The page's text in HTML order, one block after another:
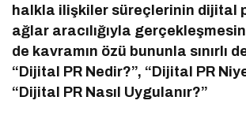
halkla ilişkiler süreçlerinin dijital
ağlar aracılığıyla
de kavramın özü bununla sınırlı
“Dijital PR Nedir?”, “Dijital PR
“Dijital PR Nasıl Uygulanır?”